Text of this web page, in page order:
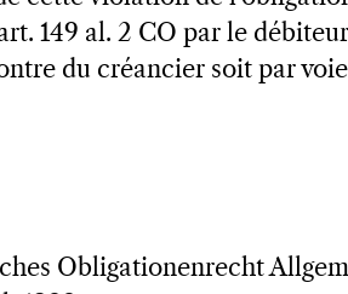
149 al. 2 CO par le
du créancier soit par
Obligationenrecht